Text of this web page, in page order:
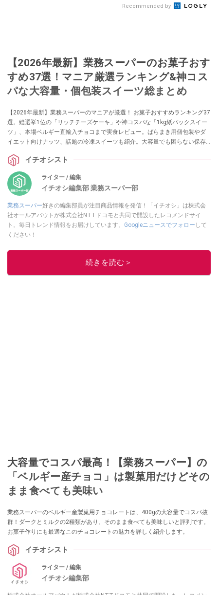
Recommended by
【2026年最新】業務スーパーのお菓子おす
すめ37選！マニア厳選ランキング&神コス
パな大容量・個包装スイーツ総まとめ
【2026年最新】業務スーパーのマニアが厳選！ お菓子おすすめランキング37
選。総選挙1位の「リッチチーズケーキ」や神コスパな「1kg紙パックスイー
ツ」、本場ベルギー直輸入チョコまで実食レビュー。ばらまき用個包装やダ
イエット向けナッツ、話題の冷凍スイーツも紹介。大容量でも困らない保存
しない業スーお菓子選びの決定版です。
イチオシスト
ライター / 編集
イチオシ編集部 業務スーパー部
業務スーパー好きの編集部員が注目商品情報を発信！「イチオシ」は株式会
社オールアバウトが株式会社NTTドコモと共同で開設したレコメンドサイ
ト。毎日トレンド情報をお届けしています。 Googleニュースでフォロー して
ください！
このイチオシストの他の記事を読む
続きを読む＞
大容量でコスパ最高！【業務スーパー】の
「ベルギー産チョコ」は製菓用だけどその
まま食べても美味い
業務スーパーのベルギー産製菓用チョコレートは、400gの大容量でコスパ抜
群！ダークとミルクの2種類があり、そのまま食べても美味しいと評判です。
お菓子作りにも最適なこのチョコレートの魅力を詳しく紹介します。
イチオシスト
ライター / 編集
イチオシ編集部